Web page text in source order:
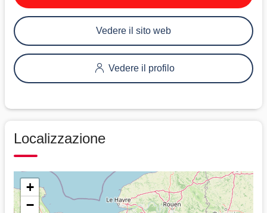
Vedere il sito web
Vedere il profilo
Localizzazione
+
−